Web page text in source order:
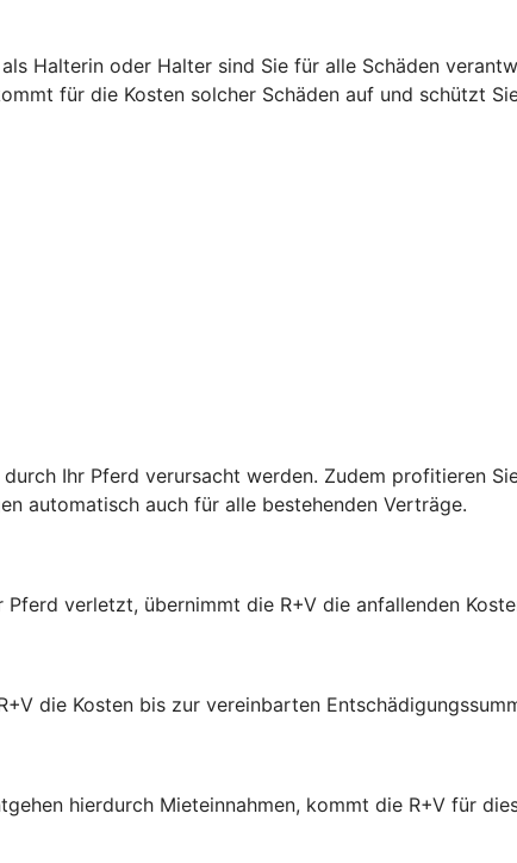
Halterin oder Halter sind Sie für alle Schäden
für die Kosten solcher Schäden auf und schützt
Ihr Pferd verursacht werden. Zudem profitieren
automatisch auch für alle bestehenden Verträge.
verletzt, übernimmt die R+V die anfallenden
die Kosten bis zur vereinbarten
hierdurch Mieteinnahmen, kommt die R+V für